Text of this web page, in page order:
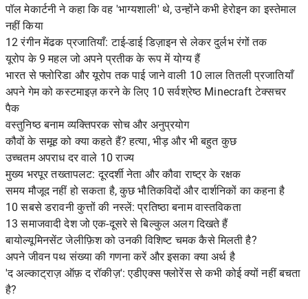
पॉल मेकार्टनी ने कहा कि वह 'भाग्यशाली' थे, उन्होंने कभी हेरोइन का इस्तेमाल
नहीं किया
12 रंगीन मेंढक प्रजातियाँ: टाई-डाई डिज़ाइन से लेकर दुर्लभ रंगों तक
यूरोप के 9 महल जो अपने प्रतीक के रूप में योग्य हैं
भारत से फ्लोरिडा और यूरोप तक पाई जाने वाली 10 लाल तितली प्रजातियाँ
अपने गेम को कस्टमाइज़ करने के लिए 10 सर्वश्रेष्ठ Minecraft टेक्सचर
पैक
वस्तुनिष्ठ बनाम व्यक्तिपरक सोच और अनुप्रयोग
कौवों के समूह को क्या कहते हैं? हत्या, भीड़ और भी बहुत कुछ
उच्चतम अपराध दर वाले 10 राज्य
मुख्य भरपूर तख्तापलट: दूरदर्शी नेता और कौवा राष्ट्र के रक्षक
समय मौजूद नहीं हो सकता है, कुछ भौतिकविदों और दार्शनिकों का कहना है
10 सबसे डरावनी कुत्तों की नस्लें: प्रतिष्ठा बनाम वास्तविकता
13 समाजवादी देश जो एक-दूसरे से बिल्कुल अलग दिखते हैं
बायोल्यूमिनसेंट जेलीफ़िश को उनकी विशिष्ट चमक कैसे मिलती है?
अपने जीवन पथ संख्या की गणना करें और इसका क्या अर्थ है
'द अल्काट्राज़ ऑफ़ द रॉकीज़': एडीएक्स फ्लोरेंस से कभी कोई क्यों नहीं बचता
है?